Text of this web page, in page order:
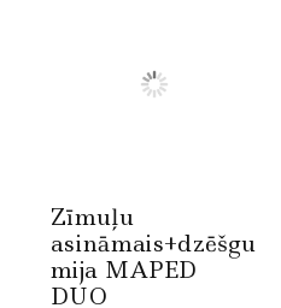
Zīmuļu
asināmais+dzēšgu
mija MAPED
DUO